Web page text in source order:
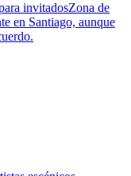
invitadosZona de
en Santiago, aunque